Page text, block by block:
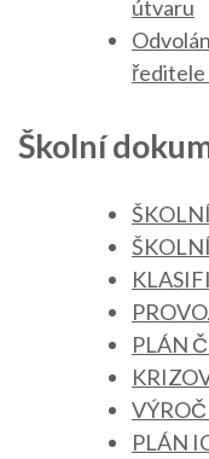
útvaru
ředitele
Školní
PLÁN
PLÁN